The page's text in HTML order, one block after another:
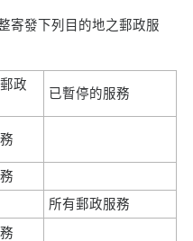
寄發下列目的地之郵政服
政
已暫停的服務
所有郵政服務